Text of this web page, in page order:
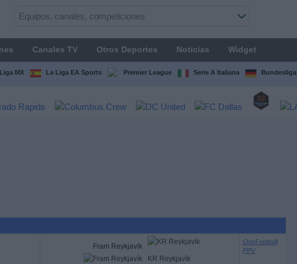
Canales TV Otros Deportes Noticias Widget
Liga MX La Liga EA Sports Premier League Serie A Italiana Bundesliga
Fram Reykjavík
KR Reykjavík
OneFootball
PPV